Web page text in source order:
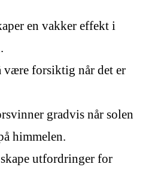
en vakker effekt i
være forsiktig når det er
gradvis når solen
himmelen.
utfordringer for